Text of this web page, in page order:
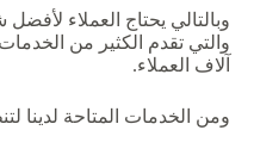
وبالتالي يحتاج العملاء
والتي تقدم الكثير من
آلاف العملاء.
ومن الخدمات المتاحة لدينا